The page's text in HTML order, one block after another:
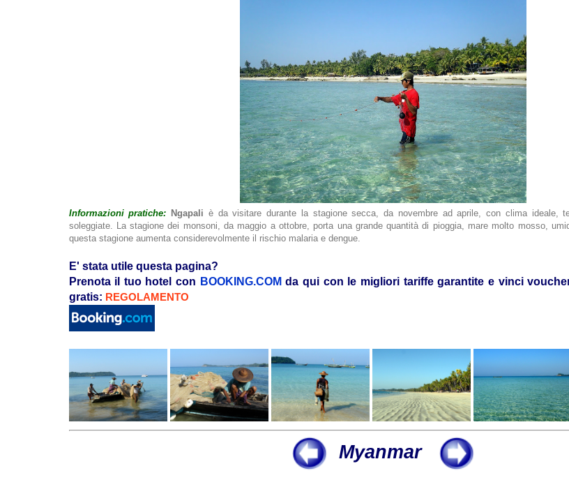
Informazioni pratiche: Ngapali è da visitare durante la stagione secca, da novembre ad aprile, con clima ideale,
soleggiate. La stagione dei monsoni, da maggio a ottobre, porta una grande quantità di pioggia, mare molto mosso,
questa stagione aumenta considerevolmente il rischio malaria e dengue.
E' stata utile questa pagina?
Prenota il tuo hotel con BOOKING.COM da qui con le migliori tariffe garantite e vinci
gratis: REGOLAMENTO
Myanmar